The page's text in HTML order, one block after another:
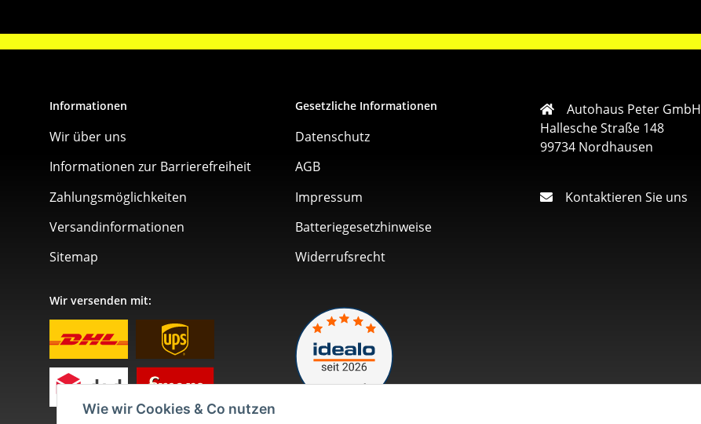
Wie wir Cookies & Co nutzen
Informationen
Wir über uns
Informationen zur Barrierefreiheit
Zahlungsmöglichkeiten
Versandinformationen
Sitemap
Gesetzliche Informationen
Datenschutz
AGB
Impressum
Batteriegesetzhinweise
Widerrufsrecht
Autohaus Peter GmbH
Hallesche Straße 148
99734 Nordhausen
Kontaktieren Sie uns
Wir versenden mit: